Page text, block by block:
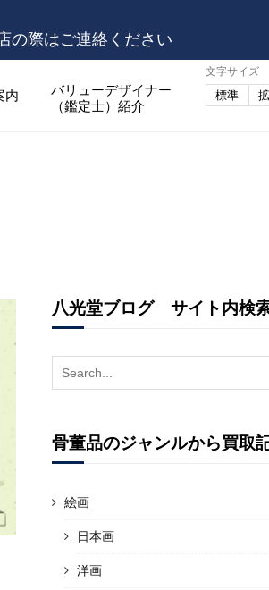
の際はご連絡ください
内
バリューデザイナー
（鑑定士）紹介
文字サイズ
標準
八光堂ブログ サイト内検
Search
for:
骨董品のジャンルから買取
絵画
日本画
洋画